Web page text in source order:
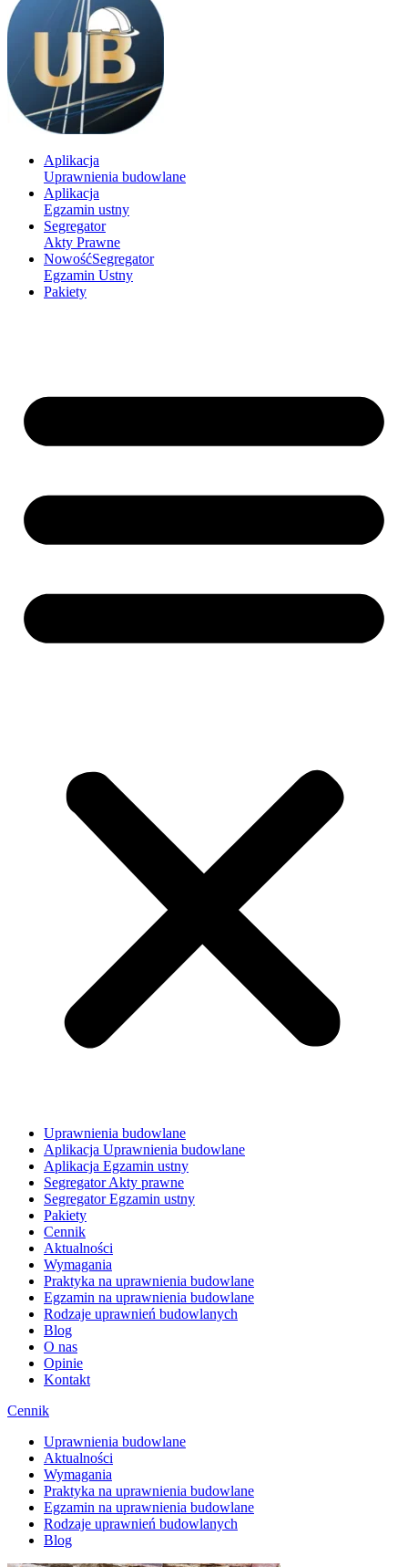
Aplikacja
Uprawnienia budowlane
Aplikacja
Egzamin ustny
Segregator
Akty Prawne
NowośćSegregator
Egzamin Ustny
Pakiety
Uprawnienia budowlane
Aplikacja Uprawnienia budowlane
Aplikacja Egzamin ustny
Segregator Akty prawne
Segregator Egzamin ustny
Pakiety
Cennik
Aktualności
Wymagania
Praktyka na uprawnienia budowlane
Egzamin na uprawnienia budowlane
Rodzaje uprawnień budowlanych
Blog
O nas
Opinie
Kontakt
Cennik
Uprawnienia budowlane
Aktualności
Wymagania
Praktyka na uprawnienia budowlane
Egzamin na uprawnienia budowlane
Rodzaje uprawnień budowlanych
Blog